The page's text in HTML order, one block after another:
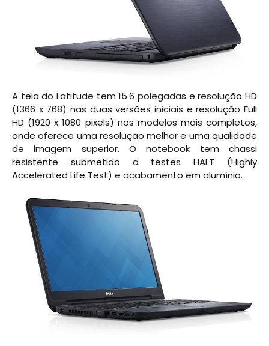
A tela do Latitude tem 15.6 polegadas e resolução HD
(1366 x 768) nas duas versões iniciais e resolução Full
HD (1920 x 1080 pixels) nos modelos mais completos,
onde oferece uma resolução melhor e uma qualidade
de imagem superior. O notebook tem chassi
resistente submetido a testes HALT (Highly
Accelerated Life Test) e acabamento em alumínio.